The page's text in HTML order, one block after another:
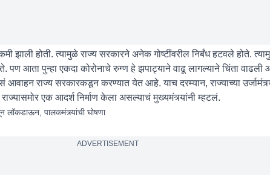
झाली होती. त्यामुळे राज्य सरकारने अनेक गोष्टींवरील निर्बंध हटवले होते.
पण आता पुन्हा एकदा कोरोनाचे रुग्ण हे झपाट्याने वाढू लागल्याने चिंता
राज्य सरकारकडून करण्यात येत आहे. याच दरम्यान, राज्याच्या
एक आदर्श निर्माण केला असल्याचं मुख्यमंत्र्यांनी म्हटलं.
लॉकडाऊन, पालकमंत्र्यांची घोषणा
ADVERTISEMENT